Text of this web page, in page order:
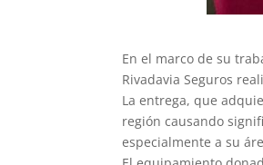
En el marco de su
Rivadavia Seguros
La entrega, que
región causando
especialmente a su